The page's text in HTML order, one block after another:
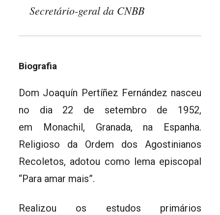
Secretário-geral da CNBB
Biografia
Dom Joaquín Pertíñez Fernández nasceu
no dia 22 de setembro de 1952,
em Monachil, Granada, na Espanha.
Religioso da Ordem dos Agostinianos
Recoletos, adotou como lema episcopal
“Para amar mais”.
Realizou os estudos primários